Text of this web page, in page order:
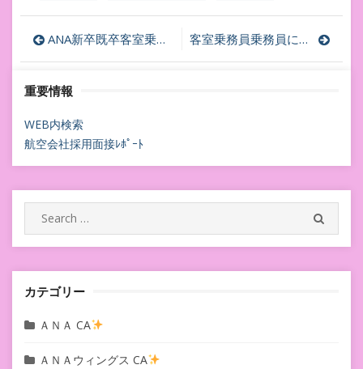
投
稿
ナ
ビ
ゲ
ー
シ
ョ
ン
ANA新卒既卒客室乗務員CA採用✈企業研究BOT 客室乗務員乗務員に向いていない受講生さんその後✈︎
重要情報
WEB内検索
航空会社採用面接ﾚﾎﾟｰﾄ
Search
for:
カテゴリー
ＡＮＡ CA
ＡＮＡウィングス CA